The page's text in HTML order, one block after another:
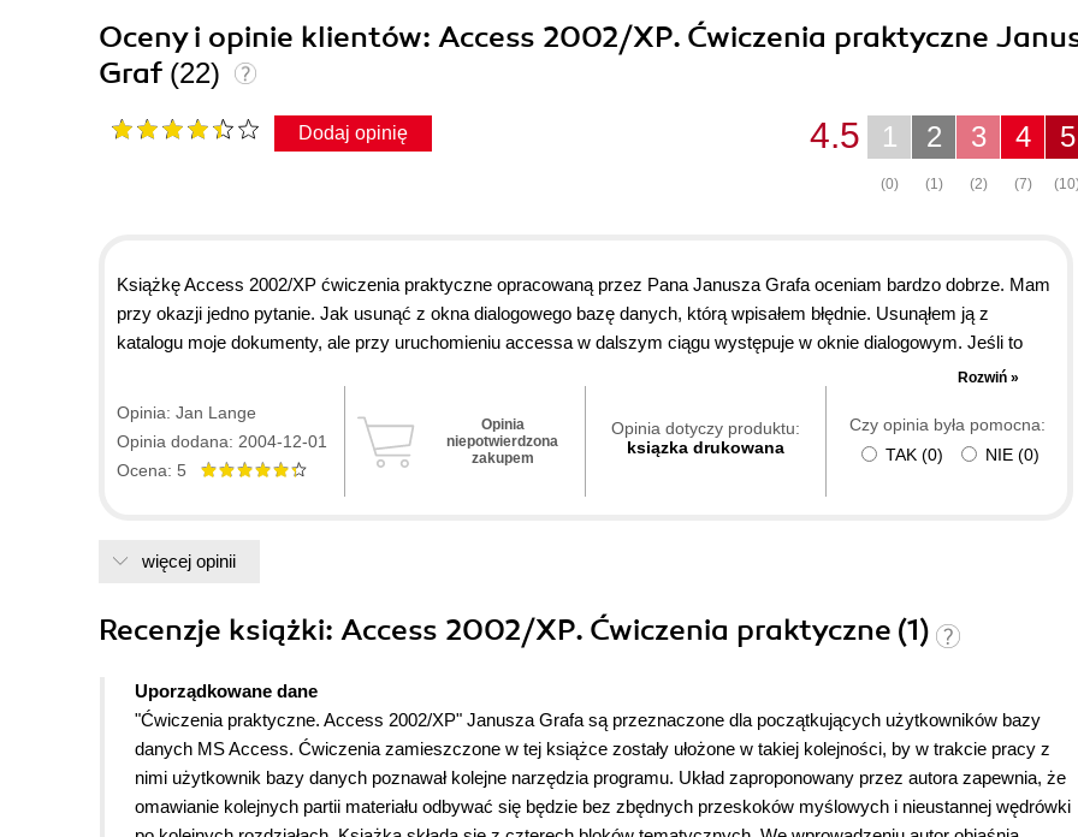
Oceny i opinie klientów: Access 2002/XP. Ćwiczenia praktyczne
Graf (22)
Dodaj opinię 5
4
(7)
3
(2)
2
(1)
1
(0)
4.5
Książkę Access 2002/XP ćwiczenia praktyczne opracowaną przez Pana Janusza Grafa oceniam bardzo dobrze. Mam
przy okazji jedno pytanie. Jak usunąć z okna dialogowego bazę danych, którą wpisałem błędnie. Usunąłem ją z
katalogu moje dokumenty, ale przy uruchomieniu accessa w dalszym ciągu występuje w oknie dialogowym. Jeśli to
możliwe to chciałem zapytać, gdzie można znaleźć informacje dotyczące programu, który umożliwia przetwarzanie
Rozwiń »
Opinia: Jan Lange
Opinia dodana: 2004-12-01
Ocena: 5
Opinia
niepotwierdzona
zakupem
Opinia dotyczy produktu:
ksiązka drukowana
Czy opinia była pomocna:
TAK (0) NIE (0)
więcej opinii
Recenzje książki: Access 2002/XP. Ćwiczenia praktyczne (1)
Uporządkowane dane
"Ćwiczenia praktyczne. Access 2002/XP" Janusza Grafa są przeznaczone dla początkujących użytkowników bazy
danych MS Access. Ćwiczenia zamieszczone w tej książce zostały ułożone w takiej kolejności, by w trakcie pracy z
nimi użytkownik bazy danych poznawał kolejne narzędzia programu. Układ zaproponowany przez autora zapewnia, że
omawianie kolejnych partii materiału odbywać się będzie bez zbędnych przeskoków myślowych i nieustannej wędrówki